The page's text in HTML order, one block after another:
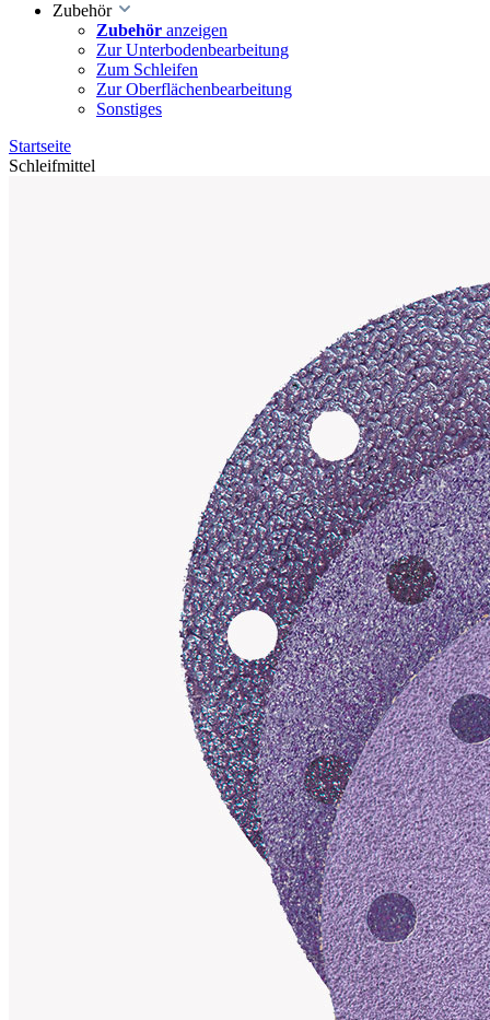
Zubehör
Zubehör anzeigen
Zur Unterbodenbearbeitung
Zum Schleifen
Zur Oberflächenbearbeitung
Sonstiges
Startseite
Schleifmittel